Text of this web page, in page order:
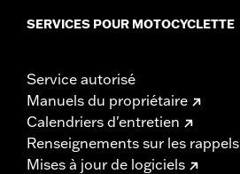
SERVICES POUR MOTOCYCLETTE
Service autorisé
Manuels du propriétaire
Calendriers d'entretien
Renseignements sur les rappels
Mises à jour de logiciels